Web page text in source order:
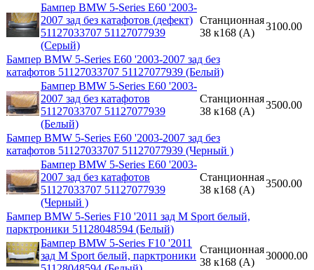
Бампер BMW 5-Series E60 '2003-
2007 зад без катафотов (дефект)
51127033707 51127077939
(Серый)
Станционная
38 к168 (A)
3100.00
Бампер BMW 5-Series E60 '2003-2007 зад без
катафотов 51127033707 51127077939 (Белый)
Бампер BMW 5-Series E60 '2003-
2007 зад без катафотов
51127033707 51127077939
(Белый)
Станционная
38 к168 (A)
3500.00
Бампер BMW 5-Series E60 '2003-2007 зад без
катафотов 51127033707 51127077939 (Черный )
Бампер BMW 5-Series E60 '2003-
2007 зад без катафотов
51127033707 51127077939
(Черный )
Станционная
38 к168 (A)
3500.00
Бампер BMW 5-Series F10 '2011 зад M Sport белый,
парктроники 51128048594 (Белый)
Бампер BMW 5-Series F10 '2011
зад M Sport белый, парктроники
Станционная
38 к168 (A)
30000.00